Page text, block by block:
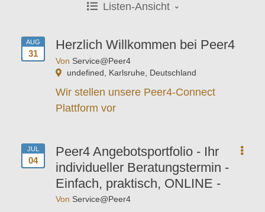
Listen-Ansicht
AUG
31
Herzlich Willkommen bei Peer4
Von Service@Peer4
undefined, Karlsruhe, Deutschland
Wir stellen unsere Peer4-Connect
Plattform vor
JUL
04
Peer4 Angebotsportfolio - Ihr
individueller Beratungstermin -
Einfach, praktisch, ONLINE -
Von Service@Peer4